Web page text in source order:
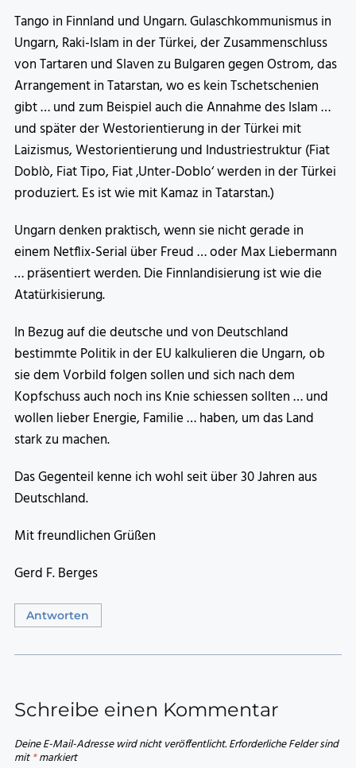
Tango in Finnland und Ungarn. Gulaschkommunismus in
Ungarn, Raki-Islam in der Türkei, der Zusammenschluss
von Tartaren und Slaven zu Bulgaren gegen Ostrom, das
Arrangement in Tatarstan, wo es kein Tschetschenien
gibt … und zum Beispiel auch die Annahme des Islam …
und später der Westorientierung in der Türkei mit
Laizismus, Westorientierung und Industriestruktur (Fiat
Doblò, Fiat Tipo, Fiat ‚Unter-Doblo‘ werden in der Türkei
produziert. Es ist wie mit Kamaz in Tatarstan.)
Ungarn denken praktisch, wenn sie nicht gerade in
einem Netflix-Serial über Freud … oder Max Liebermann
… präsentiert werden. Die Finnlandisierung ist wie die
Atatürkisierung.
In Bezug auf die deutsche und von Deutschland
bestimmte Politik in der EU kalkulieren die Ungarn, ob
sie dem Vorbild folgen sollen und sich nach dem
Kopfschuss auch noch ins Knie schiessen sollten … und
wollen lieber Energie, Familie … haben, um das Land
stark zu machen.
Das Gegenteil kenne ich wohl seit über 30 Jahren aus
Deutschland.
Mit freundlichen Grüßen
Gerd F. Berges
Antworten
Schreibe einen Kommentar
Deine E-Mail-Adresse wird nicht veröffentlicht.Erforderliche Felder sind
mit*markiert